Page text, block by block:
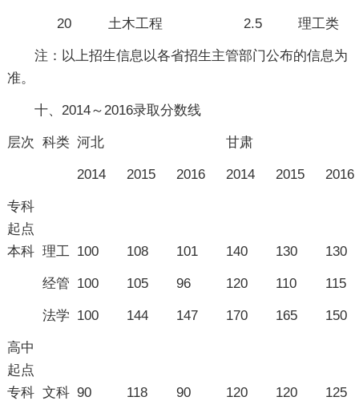
20 土木工程 2.5 理工类
注：以上招生信息以各省招生主管部门公布的信息为
准。
十、2014～2016录取分数线
层次 科类 河北 甘肃
2014 2015 2016 2014 2015 2016
专科
起点
本科 理工 100 108 101 140 130 130
经管 100 105 96 120 110 115
法学 100 144 147 170 165 150
高中
起点
专科 文科 90 118 90 120 120 125